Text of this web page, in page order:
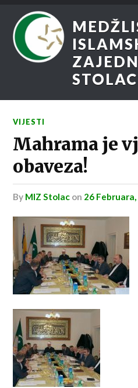
STOLAC
VIJESTI
Mahrama je
obaveza!
by MIZ Stolac on 26